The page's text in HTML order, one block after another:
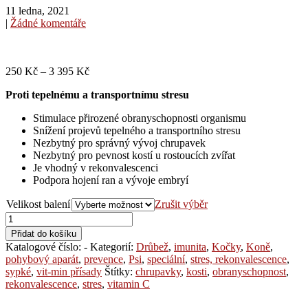
11 ledna, 2021
| Žádné komentáře
250 Kč – 3 395 Kč
Proti tepelnému a transportnímu stresu
Stimulace přirozené obranyschopnosti organismu
Snížení projevů tepelného a transportního stresu
Nezbytný pro správný vývoj chrupavek
Nezbytný pro pevnost kostí u rostoucích zvířat
Je vhodný v rekonvalescenci
Podpora hojení ran a vývoje embryí
Velikost balení
Zrušit výběr
C-
Compositum
50%
množství
Přidat do košíku
Katalogové číslo: - Kategorií: Drůbež, imunita, Kočky, Koně,
pohybový aparát, prevence, Psi, speciální, stres, rekonvalescence,
sypké, vit-min přísady Štítky: chrupavky, kosti, obranyschopnost,
rekonvalescence, stres, vitamin C